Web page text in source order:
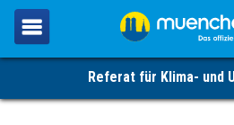
Referat für Klima- und